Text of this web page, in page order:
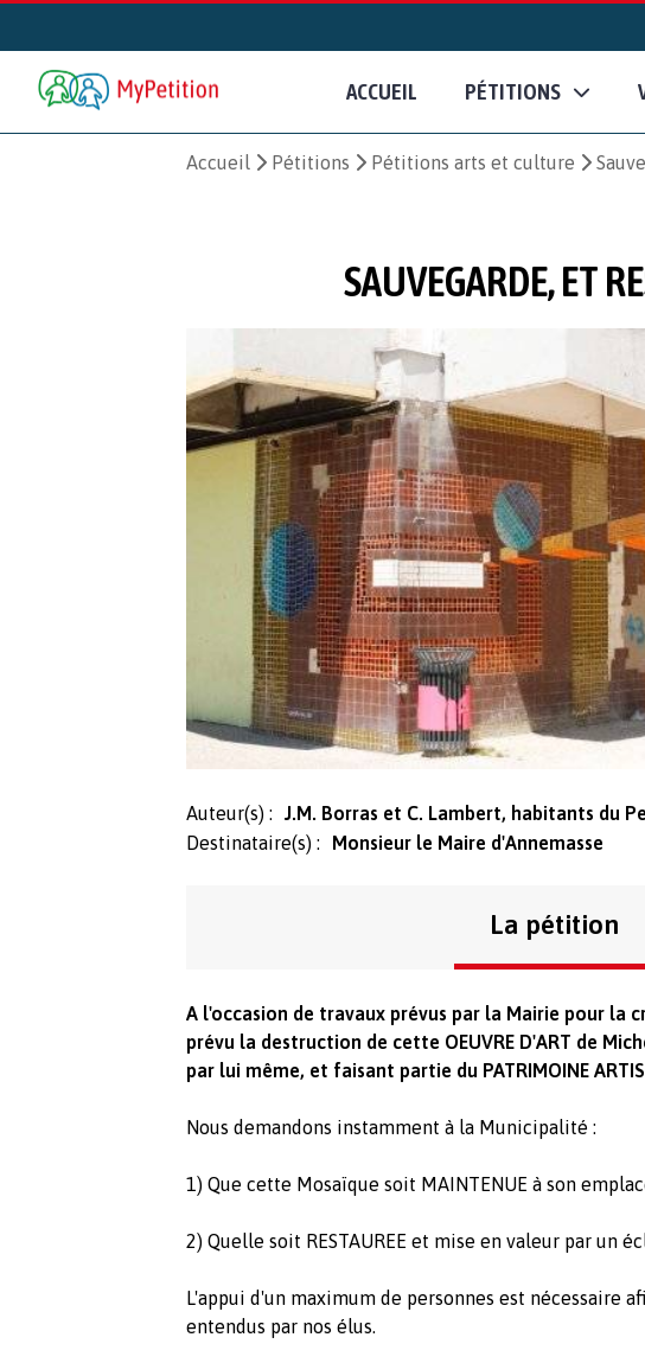
ACCUEIL PÉTITIONS
Accueil Pétitions Pétitions arts et culture
SAUVEGARDE, ET
Auteur(s) :
J.M. Borras et C. Lambert, habitants du
Destinataire(s) :
Monsieur le Maire d'Annemasse
La pétition
A l'occasion de travaux prévus par la Mairie pour la
prévu la destruction de cette OEUVRE D'ART de
par lui même, et faisant partie du PATRIMOINE
Nous demandons instamment à la Municipalité :
1) Que cette Mosaïque soit MAINTENUE à son
2) Quelle soit RESTAUREE et mise en valeur par un
L'appui d'un maximum de personnes est nécessaire
entendus par nos élus.